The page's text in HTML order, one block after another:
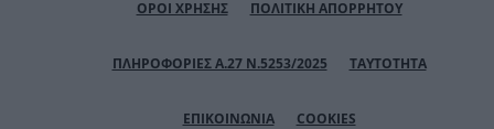
ΟΡΟΙ ΧΡΗΣΗΣ ΠΟΛΙΤΙΚΗ ΑΠΟΡΡΗΤΟΥ
ΠΛΗΡΟΦΟΡΙΕΣ Α.27 Ν.5253/2025 ΤΑΥΤΟΤΗΤΑ
ΕΠΙΚΟΙΝΩΝΙΑ COOKIES